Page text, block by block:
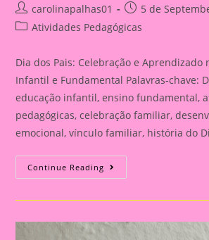
Post
author:
carolinapalhas01
Post
published:
5 de
PostAtividades Pedagógicas
Dia dos Pais: Celebração e Aprendizado
Infantil e Fundamental Palavras-chave:
educação infantil, ensino fundamental,
pedagógicas, celebração familiar,
emocional, vínculo familiar, história do
Continue Reading Atividade
Para
Dia
Dia